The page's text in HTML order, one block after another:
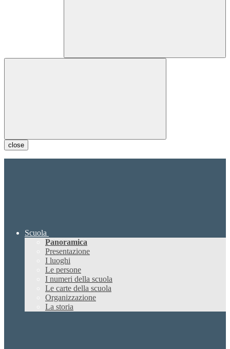
close
Scuola
Panoramica
Presentazione
I luoghi
Le persone
I numeri della scuola
Le carte della scuola
Organizzazione
La storia